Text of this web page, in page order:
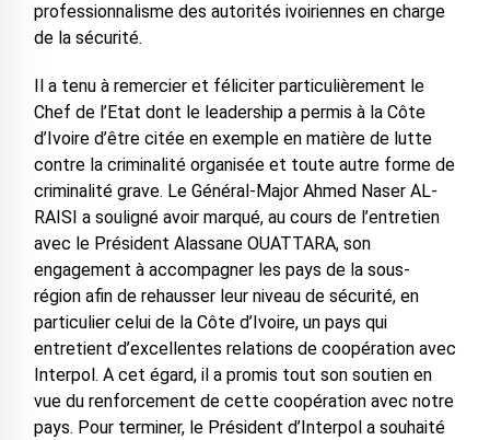
professionnalisme des autorités ivoiriennes en charge
de la sécurité.
Il a tenu à remercier et féliciter particulièrement le
Chef de l’Etat dont le leadership a permis à la Côte
d’Ivoire d’être citée en exemple en matière de lutte
contre la criminalité organisée et toute autre forme de
criminalité grave. Le Général-Major Ahmed Naser AL-
RAISI a souligné avoir marqué, au cours de l’entretien
avec le Président Alassane OUATTARA, son
engagement à accompagner les pays de la sous-
région afin de rehausser leur niveau de sécurité, en
particulier celui de la Côte d’Ivoire, un pays qui
entretient d’excellentes relations de coopération avec
Interpol. A cet égard, il a promis tout son soutien en
vue du renforcement de cette coopération avec notre
pays. Pour terminer, le Président d’Interpol a souhaité